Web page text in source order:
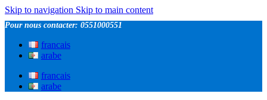
Skip to navigation Skip to main content
Pour nous contacter: 0551000551
francais
arabe
francais
arabe